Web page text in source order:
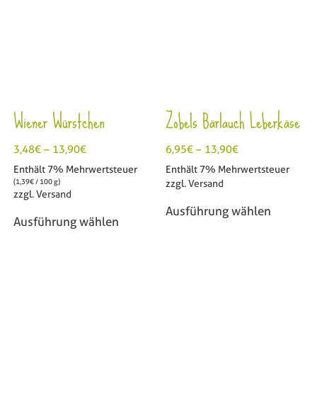
Wiener Würstchen
3,48€ – 13,90€
Enthält 7% Mehrwertsteuer
(1,39€/ 100 g)
zzgl.Versand
Ausführung wählen
Zobels Bärlauch Leberkäse
6,95€ – 13,90€
Enthält 7% Mehrwertsteuer
zzgl.Versand
Ausführung wählen